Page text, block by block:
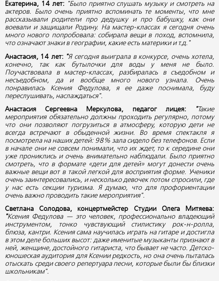
Екатерина, 14 лет: "Было приятно слушать музыку и смотреть на
актеров. Было очень приятно вспоминать те моменты, что мне
рассказывали родители про дедушку и про бабушку, как они
воевали и защищали Родину. На мастер-классах я сегодня очень
много нового попробовала: собирала вещи в поход, вспомнила,
что означают знаки в географии, какие есть материки и т.д."
Анастасия, 14 лет: "Я сегодня выиграла в конкурсе, очень хотела,
конечно, так как бутылочки для воды у меня не было.
Поучаствовала в мастер-классах, разбиралась в съедобном и
несъедобном, да и вообще много нового узнала. Очень
понравилась Ксения Федулова, я ее даже поснимала, буду
переслушивать, наслаждаться".
Анастасия Сергеевна Меркулова, педагог лицея:"Такие
мероприятия обязательно должны проходить регулярно, потому
что они позволяют погрузиться в атмосферу, которую дети не
всегда встречают в обыденной жизни. Во время спектакля я
посмотрела на наших детей: 98% зала сидело без телефонов. Если
в начале они не совсем понимали, что их ждет, то к середине они
уже прониклись и очень внимательно наблюдали. Было приятно
смотреть, что в формате «дети для детей» могут донести очень
важные вещи вот в такой легкой для восприятия форме. Ученики
очень заинтересовались, и несколько девочек потом спросили, где
у нас есть секции туризма. Я думаю, что для профориентации
очень важно проводить такие мероприятия".
Светлана Солодова, концертмейстер Студии Олега Митяева:
"Ксения Федулова — это человек, профессионально владеющий
инструментом, тонко чувствующий стилистику рок-н-ролла,
блюза, кантри. Ксения сама научилась играть на гитаре и достигла
в этом деле больших высот: даже именитые музыканты признают в
ней, женщине, достойного гитариста, что бывает не часто. Детско-
юношеская аудитория для Ксении редкость, но она очень пыталась
отыскать среди своего репертуара песни, которые были бы близки
школьникам".